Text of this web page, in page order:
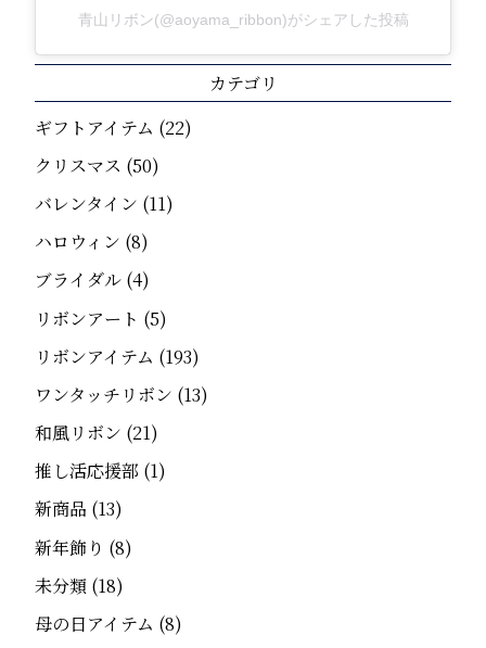
青山リボン(@aoyama_ribbon)がシェアした投稿
カテゴリ
ギフトアイテム (22)
クリスマス (50)
バレンタイン (11)
ハロウィン (8)
ブライダル (4)
リボンアート (5)
リボンアイテム (193)
ワンタッチリボン (13)
和風リボン (21)
推し活応援部 (1)
新商品 (13)
新年飾り (8)
未分類 (18)
母の日アイテム (8)